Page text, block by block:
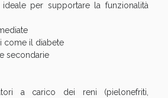
per supportare la funzionalità
come il diabete
secondarie
a carico dei reni (pielonefriti,
Sconto fino al 55% valido